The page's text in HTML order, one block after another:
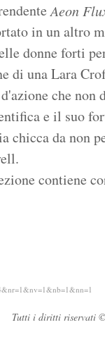
Aeon
in un altro
donne forti
di una Lara
che non
e il suo
chicca da non
contiene
Tutti i diritti riservati